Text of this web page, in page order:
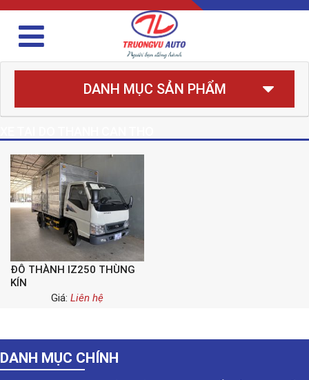
DANH MỤC SẢN PHẨM
ĐÔ THÀNH IZ250 THÙNG
KÍN
Giá: Liên hệ
DANH MỤC CHÍNH